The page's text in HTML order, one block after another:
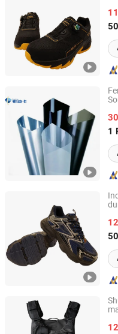
Shandong, China
1
Guangxi Zhongmo
Guangxi, China
Shandong Hengtuo
Shandong, China
JIANGSU SHUNDA
MANUFACTURING CO.,